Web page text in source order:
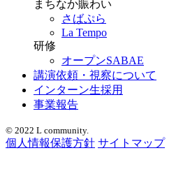
まちなか賑わい
さばぷら
La Tempo
研修
オープンSABAE
講演依頼・視察について
インターン生採用
事業報告
© 2022 L community.
個人情報保護方針 サイトマップ